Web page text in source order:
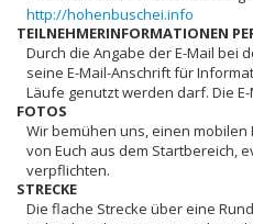
http://hohenbuschei.info
TEILNEHMERINFORMATIONEN
Durch die Angabe der E-Mail bei
seine E-Mail-Anschrift für
Läufe genutzt werden darf. Die
FOTOS
Wir bemühen uns, einen
von Euch aus dem Startbereich,
verpflichten.
STRECKE
Die flache Strecke über eine